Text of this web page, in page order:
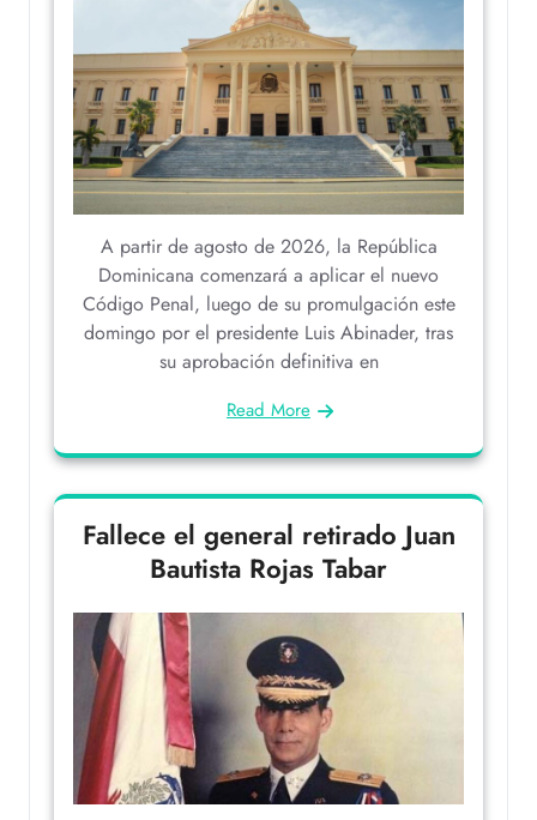
A partir de agosto de 2026, la República
Dominicana comenzará a aplicar el nuevo
Código Penal, luego de su promulgación este
domingo por el presidente Luis Abinader, tras
su aprobación definitiva en
Read More
Fallece el general retirado Juan
Bautista Rojas Tabar